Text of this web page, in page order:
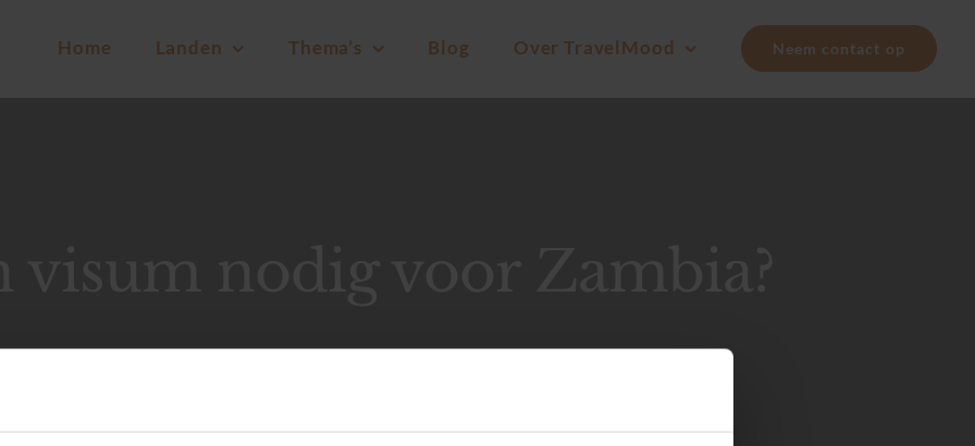
Home Landen Thema’s Blog Over TravelMood Neem contact op